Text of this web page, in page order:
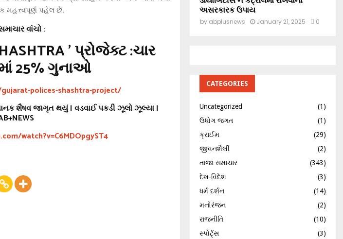
મહત્ત્વપૂર્ણ પહેલ છે.
વાંચો :
’ પ્રોજેક્ટ :ચાર
25% ગુનાઓ
polices-shashtra-project/
શૈષવ જાગૃત થયું | વડવાઈ પકડી ઝૂલો ઝૂલ્યા |
watch?v=C6MDOpgyST4
અસરકારક ઉપાય
by abplusnews January 21, 2025 0
CATEGORIES
Uncategorized
(1)
ઉધોગ જગત
(1)
ક્રાઈમ
(29)
જીવનશૈલી
(2)
તાજા સમાચાર
(343)
દેશ-વિદેશ
(3)
ધર્મ દર્શન
(14)
મનોરંજન
(2)
રાજનીતિ
(10)
સ્પોર્ટ્સ
(3)